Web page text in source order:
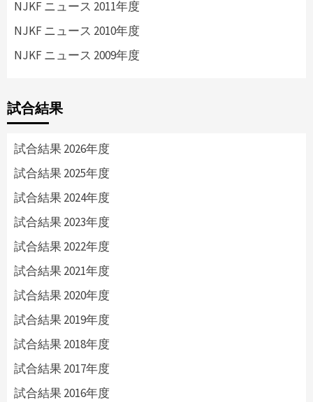
NJKF ニュース 2011年度
NJKF ニュース 2010年度
NJKF ニュース 2009年度
試合結果
試合結果 2026年度
試合結果 2025年度
試合結果 2024年度
試合結果 2023年度
試合結果 2022年度
試合結果 2021年度
試合結果 2020年度
試合結果 2019年度
試合結果 2018年度
試合結果 2017年度
試合結果 2016年度